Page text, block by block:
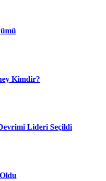
Kimdir?
Lideri Seçildi